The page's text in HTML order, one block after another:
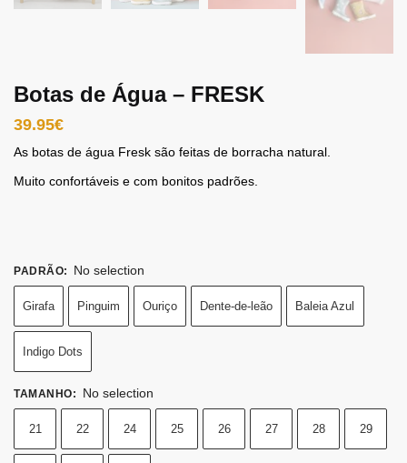
Botas de Água – FRESK
39.95€
As botas de água Fresk são feitas de borracha natural.
Muito confortáveis ​​e com bonitos padrões.
PADRÃO: No selection
Girafa Pinguim Ouriço Dente-de-leão Baleia Azul
Indigo Dots
TAMANHO: No selection
21 22 24 25 26 27 28 29